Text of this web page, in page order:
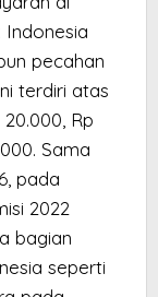
pecahan
terdiri atas
Rp
Sama
pada
2022
bagian
seperti